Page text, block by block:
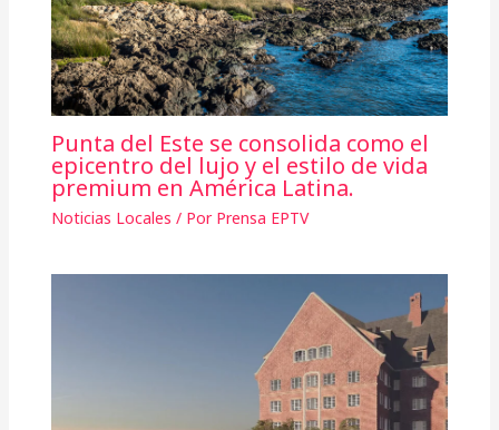
Punta del Este se consolida como el
epicentro del lujo y el estilo de vida
premium en América Latina.
Noticias Locales / Por Prensa EPTV